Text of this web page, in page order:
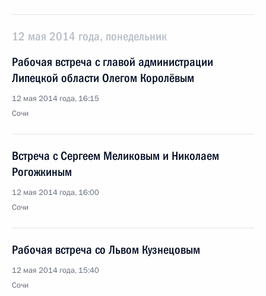
12 мая 2014 года, понедельник
Рабочая встреча с главой администрации
Липецкой области Олегом Королёвым
12 мая 2014 года, 16:15
Сочи
Встреча с Сергеем Меликовым и Николаем
Рогожкиным
12 мая 2014 года, 16:00
Сочи
Рабочая встреча со Львом Кузнецовым
12 мая 2014 года, 15:40
Сочи